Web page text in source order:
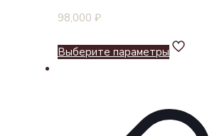
98,000 ₽
Выберите параметры